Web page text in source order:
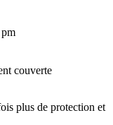
couverte
plus de protection et